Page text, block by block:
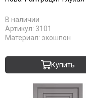
Крем
Латте
Манхеттен
В наличии
Артикул: 3101
Материал: экошпон
Купить